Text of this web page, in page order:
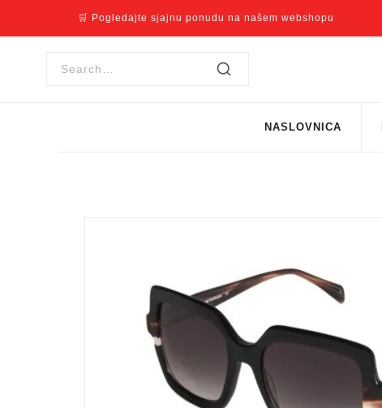
🛒 Pogledajte sjajnu ponudu na našem webshopu
NASLOVNICA